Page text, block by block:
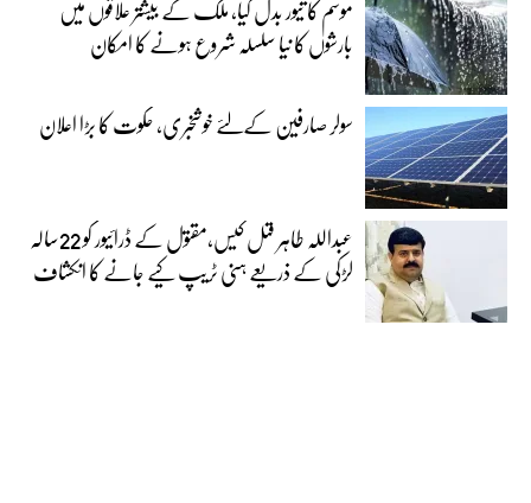
بارشوں کا نیا سلسلہ شروع ہونے کا امکان
سولر صارفین کےلئے خوشخبری، حکوت کا بڑا اعلان
عبداللہ طاہر قتل کیس،مقتول کے ڈرائیور کو 22سالہ
لڑکی کے ذریعے ہنی ٹریپ کیے جانے کا انکشاف